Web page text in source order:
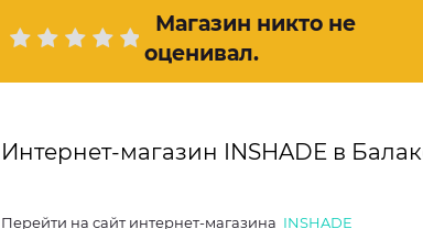
Магазин никто не
оценивал.
Интернет-магазин INSHADE в
Перейти на сайт интернет-магазина INSHADE